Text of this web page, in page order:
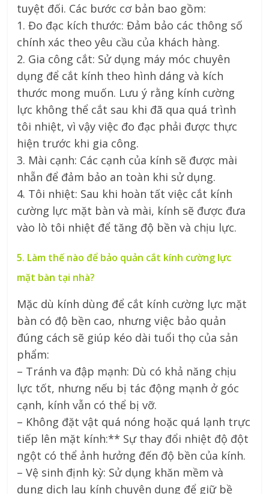
tuyệt đối. Các bước cơ bản bao gồm:
1. Đo đạc kích thước: Đảm bảo các thông số
chính xác theo yêu cầu của khách hàng.
2. Gia công cắt: Sử dụng máy móc chuyên
dụng để cắt kính theo hình dáng và kích
thước mong muốn. Lưu ý rằng kính cường
lực không thể cắt sau khi đã qua quá trình
tôi nhiệt, vì vậy việc đo đạc phải được thực
hiện trước khi gia công.
3. Mài cạnh: Các cạnh của kính sẽ được mài
nhẵn để đảm bảo an toàn khi sử dụng.
4. Tôi nhiệt: Sau khi hoàn tất việc cắt kính
cường lực mặt bàn và mài, kính sẽ được đưa
vào lò tôi nhiệt để tăng độ bền và chịu lực.
5. Làm thế nào để bảo quản cắt kính cường lực
mặt bàn tại nhà?
Mặc dù kính dùng để cắt kính cường lực mặt
bàn có độ bền cao, nhưng việc bảo quản
đúng cách sẽ giúp kéo dài tuổi thọ của sản
phẩm:
– Tránh va đập mạnh: Dù có khả năng chịu
lực tốt, nhưng nếu bị tác động mạnh ở góc
cạnh, kính vẫn có thể bị vỡ.
– Không đặt vật quá nóng hoặc quá lạnh trực
tiếp lên mặt kính:** Sự thay đổi nhiệt độ đột
ngột có thể ảnh hưởng đến độ bền của kính.
– Vệ sinh định kỳ: Sử dụng khăn mềm và
dung dịch lau kính chuyên dụng để giữ bề